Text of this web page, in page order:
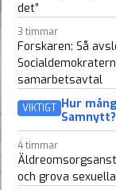
det”
3 timmar
Forskaren: Så
samarbetsavtal
VIKTIGT Hur
Samnytt?
4 timmar
och grova